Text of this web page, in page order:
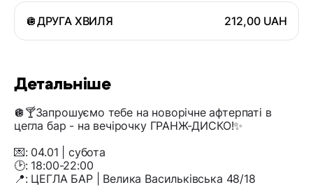
🪩ДРУГА ХВИЛЯ 212,00 UAH
Детальніше
🪩🍸Запрошуємо тебе на новорічне афтерпаті в
цегла бар - на вечірочку ГРАНЖ-ДИСКО!✨
💌: 04.01 | субота
🕑: 18:00-22:00
📍: ЦЕГЛА БАР | Велика Васильківська 48/18